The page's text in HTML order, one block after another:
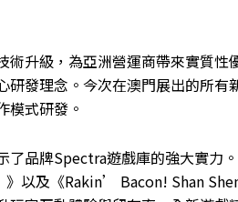
術升級，為亞洲營運商帶來實質
研發理念。今次在澳門展出的所
模式研發。
了品牌Spectra遊戲庫的強大實力
以及《Rakin’ Bacon! Shan